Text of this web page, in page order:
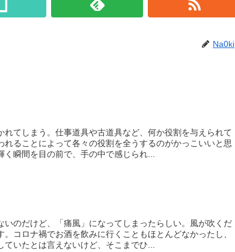
Na0ki
てしまう。仕事道具や古道具など、何か役割を与えられて
れることによって各々の役割を全うするのがかっこいいと思
瞬間を目の前で、手の中で感じられ...
のだけど、「痛風」になってしまったらしい。風が吹くだ
コロナ禍でお酒を飲みに行くこともほとんどなかったし、
いたとは言えないけど、そこまでひ...